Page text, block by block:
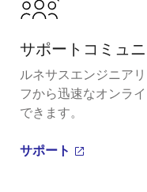
サポートコミュ
ルネサスエンジニア
フから迅速なオンラ
できます。
サポート